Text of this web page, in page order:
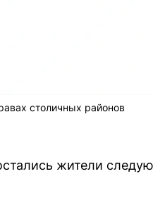
столичных районов
жители